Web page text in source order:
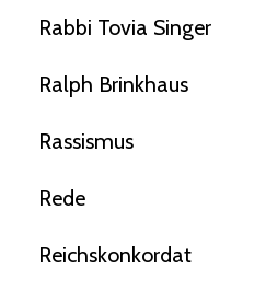
Rabbi Tovia Singer
Ralph Brinkhaus
Rassismus
Rede
Reichskonkordat